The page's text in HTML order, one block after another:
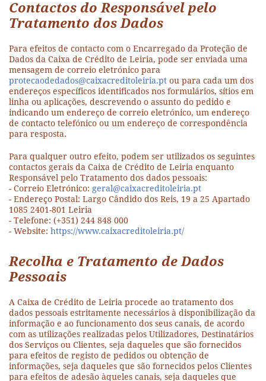
Contactos do Responsável pelo
Tratamento dos Dados
Para efeitos de contacto com o Encarregado da Proteção de
Dados da Caixa de Crédito de Leiria, pode ser enviada uma
mensagem de correio eletrónico para
protecaodedados@caixacreditoleiria.pt ou para cada um dos
endereços específicos identificados nos formulários, sítios em
linha ou aplicações, descrevendo o assunto do pedido e
indicando um endereço de correio eletrónico, um endereço
de contacto telefónico ou um endereço de correspondência
para resposta.
Para qualquer outro efeito, podem ser utilizados os seguintes
contactos gerais da Caixa de Crédito de Leiria enquanto
Responsável pelo Tratamento dos dados pessoais:
- Correio Eletrónico: geral@caixacreditoleiria.pt
- Endereço Postal: Largo Cândido dos Reis, 19 a 25 Apartado
1085 2401-801 Leiria
- Telefone: (+351) 244 848 000
- Website: https://www.caixacreditoleiria.pt/
Recolha e Tratamento de Dados
Pessoais
A Caixa de Crédito de Leiria procede ao tratamento dos
dados pessoais estritamente necessários à disponibilização da
informação e ao funcionamento dos seus canais, de acordo
com as utilizações realizadas pelos Utilizadores, Destinatários
dos Serviços ou Clientes, seja daqueles que são fornecidos
para efeitos de registo de pedidos ou obtenção de
informações, seja daqueles que são fornecidos pelos Clientes
para efeitos de adesão àqueles canais, seja daqueles que